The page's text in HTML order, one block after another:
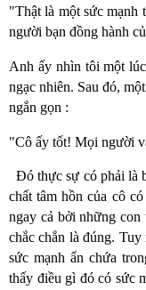
"Thật là một sức mạnh
người bạn đồng hành
Anh ấy nhìn tôi một
ngạc nhiên. Sau đó,
ngắn gọn :
"Cô ấy tốt! Mọi người
Đó thực sự có phải là
chất tâm hồn của cô
ngay cả bởi những
chắc chắn là đúng.
sức mạnh ẩn chứa
thấy điều gì đó có sức